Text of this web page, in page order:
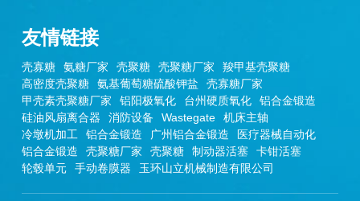
友情链接
壳寡糖 氨糖厂家 壳聚糖 壳聚糖厂家
羧甲基壳聚糖
高密度壳聚糖
氨基葡萄糖硫酸钾盐
壳寡糖厂家
甲壳素壳聚糖厂家
铝阳极氧化 台州硬质氧化
铝合金锻造
硅油风扇离合器
消防设备 Wastegate
机床主轴
冷墩机加工
铝合金锻造 广州铝合金锻造
医疗器械自动化
铝合金锻造
壳聚糖厂家 壳聚糖 制动器活塞
卡钳活塞
轮毂单元
手动卷膜器 玉环山立机械制造有限公司